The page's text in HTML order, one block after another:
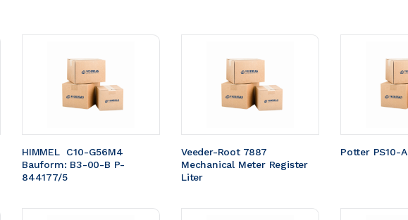
HIMMEL  C10-G56M4
Bauform: B3-00-B P-
844177/5
Veeder-Root 7887
Mechanical Meter Register
Liter
Potter PS10-A